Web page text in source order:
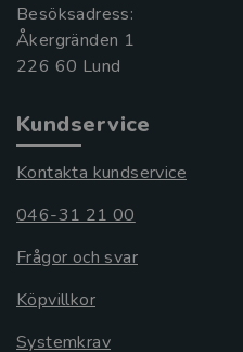
Besöksadress:
Åkergränden 1
Kundservice
Kontakta kundservice
046-31 21 00
Frågor och svar
Köpvillkor
Systemkrav